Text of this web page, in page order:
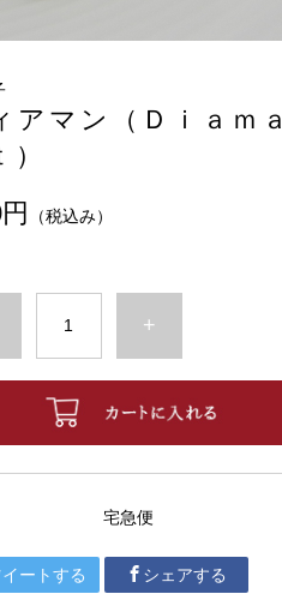
アマン（Ｄｉａｍａ
）
（税込み）
+
宅急便
ートする シェアする